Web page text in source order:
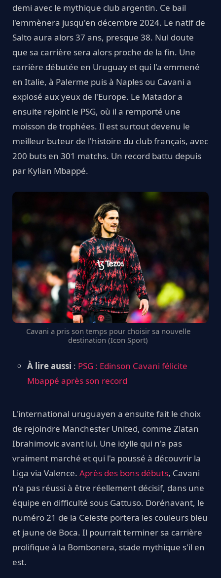
demi avec le mythique club argentin. Ce bail
l'emmènera jusqu'en décembre 2024. Le natif de
Salto aura alors 37 ans, presque 38. Nul doute
que sa carrière sera alors proche de la fin. Une
carrière débutée en Uruguay et qui l'a emmené
en Italie, à Palerme puis à Naples ou Cavani a
explosé aux yeux de l'Europe. Le Matador a
ensuite rejoint le PSG, où il a remporté une
moisson de trophées. Il est surtout devenu le
meilleur buteur de l'histoire du club français, avec
200 buts en 301 matchs. Un record battu depuis
par Kylian Mbappé.
Cavani a pris son temps pour choisir sa nouvelle
destination (Icon Sport)
À lire aussi : PSG : Edinson Cavani félicite
Mbappé après son record
L'international uruguayen a ensuite fait le choix
de rejoindre Manchester United, comme Zlatan
Ibrahimovic avant lui. Une idylle qui n'a pas
vraiment marché et qui l'a poussé à découvrir la
Liga via Valence. Après des bons débuts, Cavani
n'a pas réussi à être réellement décisif, dans une
équipe en difficulté sous Gattuso. Dorénavant, le
numéro 21 de la Celeste portera les couleurs bleu
et jaune de Boca. Il pourrait terminer sa carrière
prolifique à la Bombonera, stade mythique s'il en
est.